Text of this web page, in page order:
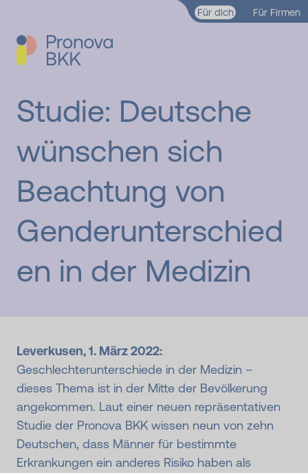
Zum Hauptinhalt springen
Für dich Für Firmen
Studie: Deutsche
wünschen sich
Beachtung von
Genderunterschied
en in der Medizin
Leverkusen, 1. März 2022:
Geschlechterunterschiede in der Medizin –
dieses Thema ist in der Mitte der Bevölkerung
angekommen. Laut einer neuen repräsentativen
Studie der Pronova BKK wissen neun von zehn
Deutschen, dass Männer für bestimmte
Erkrankungen ein anderes Risiko haben als